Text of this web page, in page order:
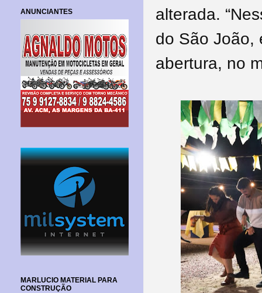
alterada.
do São João,
abertura, no
ANUNCIANTES
MARLUCIO MATERIAL PARA
CONSTRUÇÃO